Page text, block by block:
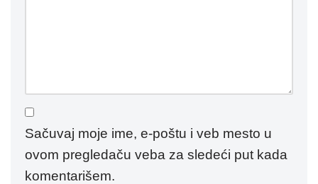
Sačuvaj moje ime, e-poštu i veb mesto u
ovom pregledaču veba za sledeći put kada
komentarišem.